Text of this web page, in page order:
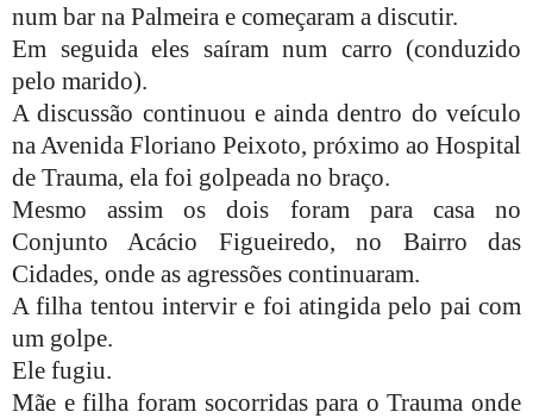
num bar na Palmeira e começaram a discutir.
Em seguida eles saíram num carro (conduzido
pelo marido).
A discussão continuou e ainda dentro do veículo
na Avenida Floriano Peixoto, próximo ao Hospital
de Trauma, ela foi golpeada no braço.
Mesmo assim os dois foram para casa no
Conjunto Acácio Figueiredo, no Bairro das
Cidades, onde as agressões continuaram.
A filha tentou intervir e foi atingida pelo pai com
um golpe.
Ele fugiu.
Mãe e filha foram socorridas para o Trauma onde